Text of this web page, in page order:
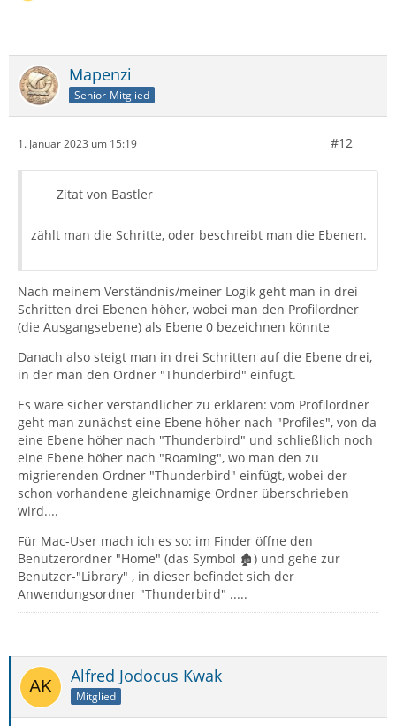
Mapenzi
Senior-Mitglied
1. Januar 2023 um 15:19 #12
Zitat von Bastler
zählt man die Schritte, oder beschreibt man die Ebenen.
Nach meinem Verständnis/meiner Logik geht man in drei
Schritten drei Ebenen höher, wobei man den Profilordner
(die Ausgangsebene) als Ebene 0 bezeichnen könnte
Danach also steigt man in drei Schritten auf die Ebene drei,
in der man den Ordner "Thunderbird" einfügt.
Es wäre sicher verständlicher zu erklären: vom Profilordner
geht man zunächst eine Ebene höher nach "Profiles", von da
eine Ebene höher nach "Thunderbird" und schließlich noch
eine Ebene höher nach "Roaming", wo man den zu
migrierenden Ordner "Thunderbird" einfügt, wobei der
schon vorhandene gleichnamige Ordner überschrieben
wird....
Für Mac-User mach ich es so: im Finder öffne den
Benutzerordner "Home" (das Symbol 🏚) und gehe zur
Benutzer-"Library" , in dieser befindet sich der
Anwendungsordner "Thunderbird" .....
Alfred Jodocus Kwak
Mitglied